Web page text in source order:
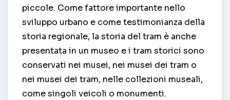
piccole. Come fattore importante nello
sviluppo urbano e come testimonianza della
storia regionale, la storia del tram è anche
presentata in un museo e i tram storici sono
conservati nei musei, nei musei dei tram o
nei musei dei tram, nelle collezioni museali,
come singoli veicoli o monumenti.